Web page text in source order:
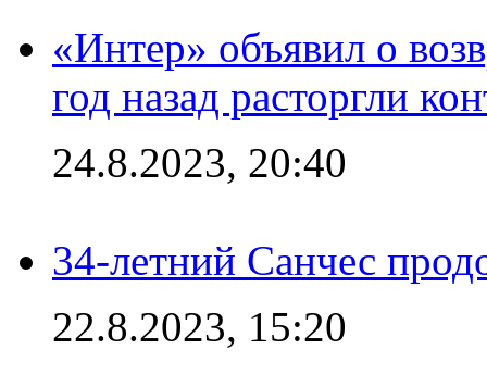
«Интер» объявил о
год назад расторгли
24.8.2023, 20:40
34-летний Санчес
22.8.2023, 15:20